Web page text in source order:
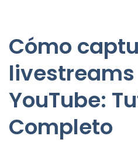
Cómo
YouTube:
Completo